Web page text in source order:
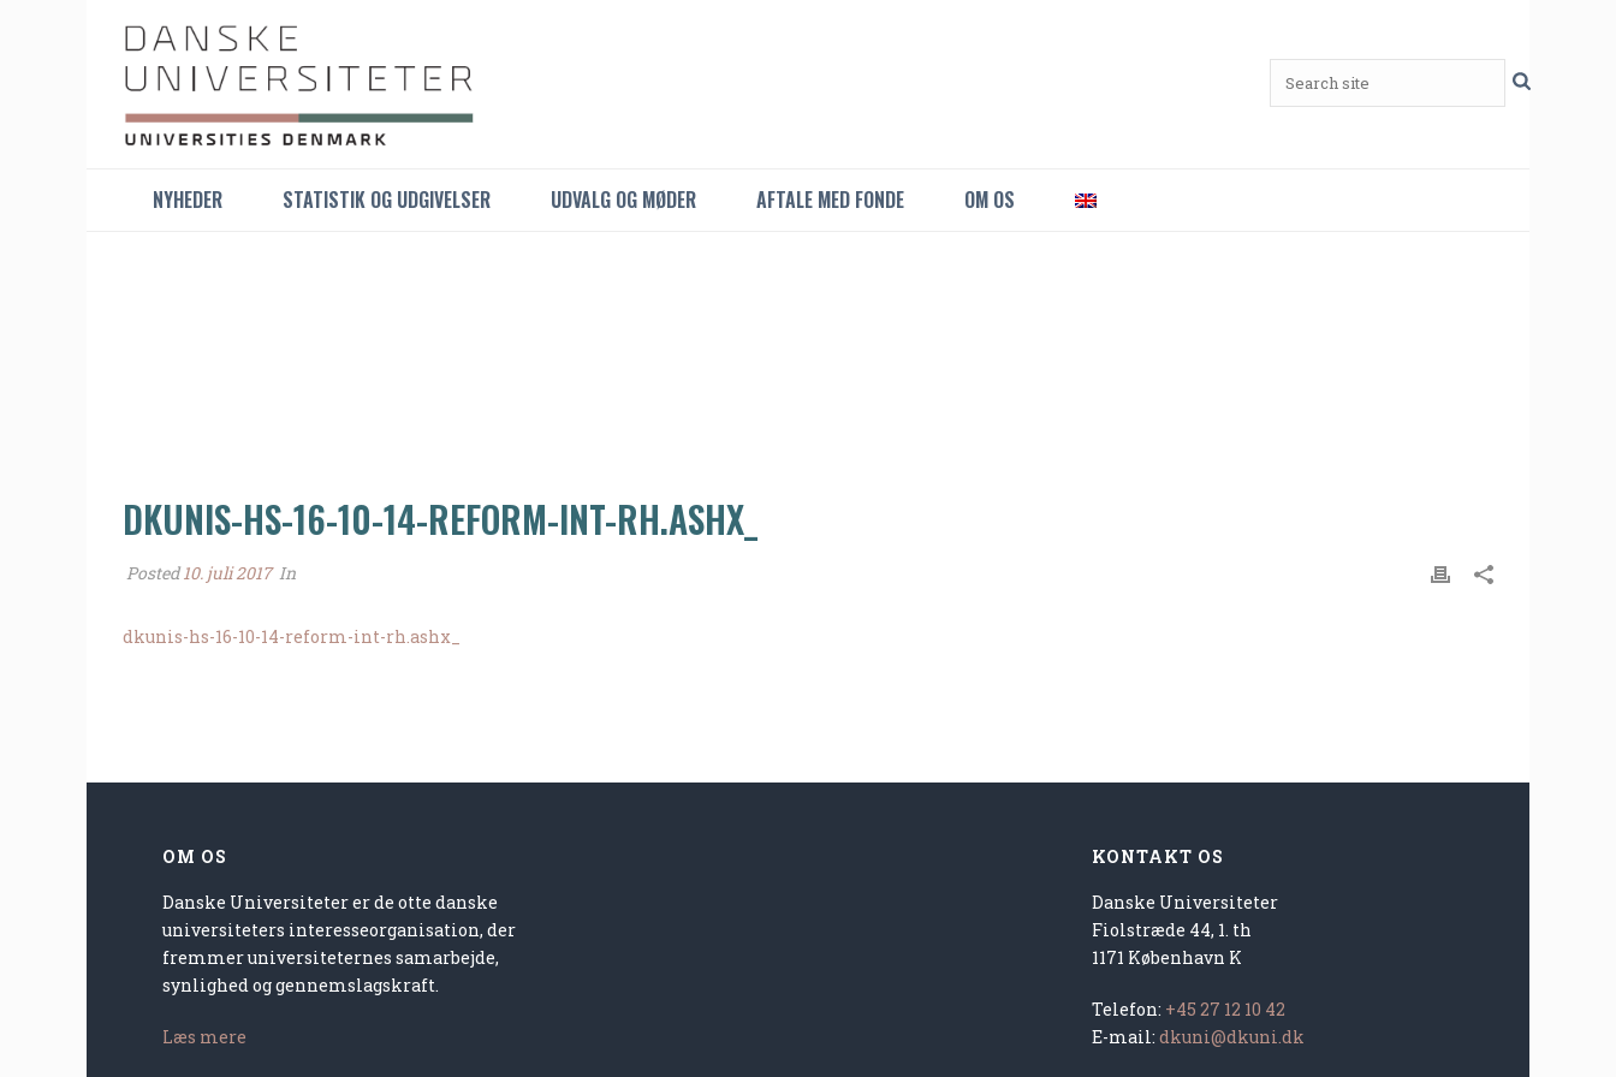
NYHEDER STATISTIK OG UDGIVELSER UDVALG OG MØDER AFTALE MED FONDE OM OS
DKUNIS-HS-16-10-14-REFORM-INT-RH.ASHX_
Posted10. juli 2017 In
dkunis-hs-16-10-14-reform-int-rh.ashx_
OM OS
Danske Universiteter er de otte danske
universiteters interesseorganisation, der
fremmer universiteternes samarbejde,
synlighed og gennemslagskraft.
Læs mere
KONTAKT OS
Danske Universiteter
Fiolstræde 44, 1. th
1171 København K
Telefon: +45 27 12 10 42
E-mail:dkuni@dkuni.dk